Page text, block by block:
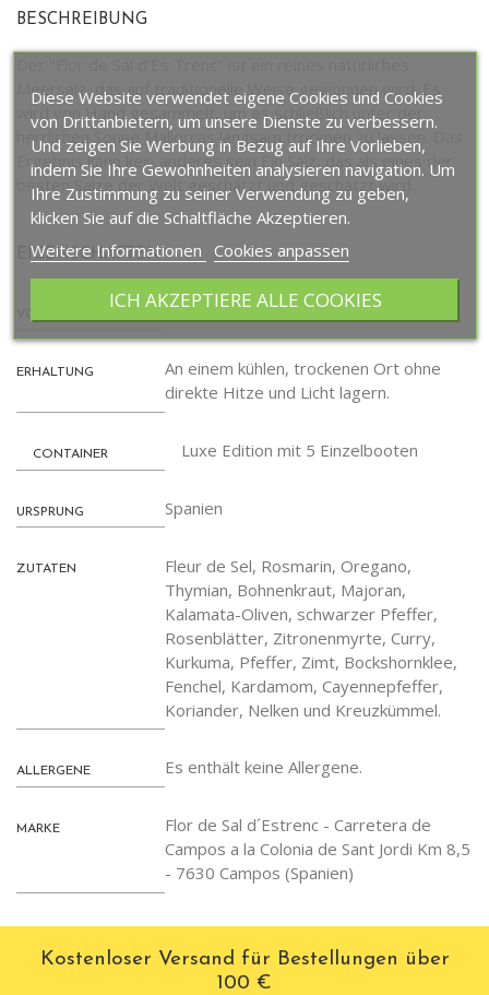
BESCHREIBUNG
Meersalz, das auf traditionelle Weise gewonnen wird. Es
wird von Hand gesammelt, um es schließlich unter der
herrlichen Sonne Mallorcas langsam trocknen zu lassen. Das
Ergebnis kann kein anderes sein Ein Salz, das als eines der
besten Salze der Welt geschätzt und geschätzt wird.
EIGENSCHAFTEN
5 x 50 gr.
ERHALTUNG
An einem kühlen, trockenen Ort ohne
direkte Hitze und Licht lagern.
CONTAINER Luxe Edition mit 5 Einzelbooten
URSPRUNG Spanien
ZUTATEN
Fleur de Sel, Rosmarin, Oregano,
Thymian, Bohnenkraut, Majoran,
Kalamata-Oliven, schwarzer Pfeffer,
Rosenblätter, Zitronenmyrte, Curry,
Kurkuma, Pfeffer, Zimt, Bockshornklee,
Fenchel, Kardamom, Cayennepfeffer,
Koriander, Nelken und Kreuzkümmel.
ALLERGENE Es enthält keine Allergene.
MARKE
Flor de Sal d´Estrenc - Carretera de
Campos a la Colonia de Sant Jordi Km 8,5
- 7630 Campos (Spanien)
Kostenloser Versand für Bestellungen über
100 €
Diese Website verwendet eigene Cookies und Cookies
von Drittanbietern, um unsere Dienste zu verbessern.
Und zeigen Sie Werbung in Bezug auf Ihre Vorlieben,
indem Sie Ihre Gewohnheiten analysieren navigation. Um
Ihre Zustimmung zu seiner Verwendung zu geben,
klicken Sie auf die Schaltfläche Akzeptieren.
Weitere Informationen
Cookies anpassen
ICH AKZEPTIERE ALLE COOKIES